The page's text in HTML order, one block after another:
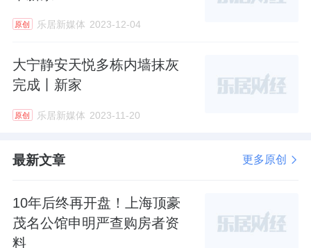
原创 乐居新媒体 2023-12-04
大宁静安天悦多栋内墙抹灰
完成丨新家
原创 乐居新媒体 2023-11-20
最新文章 更多原创
10年后终再开盘！上海顶豪
茂名公馆申明严查购房者资
料